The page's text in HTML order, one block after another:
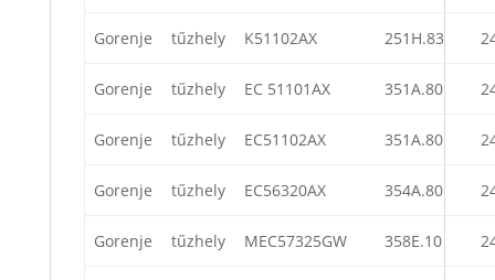
Gorenje tűzhely K51102AX 251H.83
Gorenje tűzhely EC 51101AX 351A.80
Gorenje tűzhely EC51102AX 351A.80
Gorenje tűzhely EC56320AX 354A.80
Gorenje tűzhely MEC57325GW 358E.10